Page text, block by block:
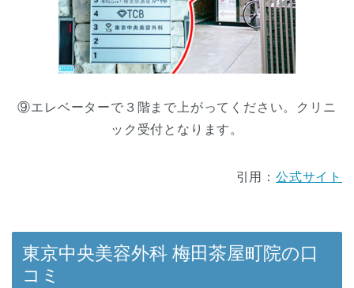
⑨エレベーターで３階まで上がってください。クリニ
ック受付となります。
引用： 公式サイト
東京中央美容外科 梅田茶屋町院の口
コミ